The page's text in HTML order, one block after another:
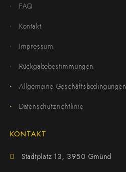
FAQ
Kontakt
Impressum
Rückgabebestimmungen
Allgemeine Geschäftsbedingungen
Datenschutzrichtlinie
KONTAKT
Stadtplatz 13, 3950 Gmünd